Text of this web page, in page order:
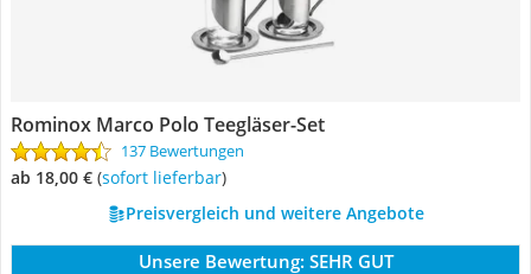
Rominox Marco Polo Teegläser-Set
137 Bewertungen
ab 18,00 € ( Sofort lieferbar)
Preisvergleich und weitere Angebote
Unsere Bewertung: SEHR GUT